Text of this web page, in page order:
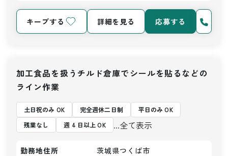
キープする 詳細を見る 応募する
加工食品を扱うチルド倉庫でシールを貼るなどの
ライン作業
土日祝のみ OK 完全週休二日制
平日のみ OK
残業なし
週 4 日以上 OK ...全て表示
勤務地住所
茨城県つくば市